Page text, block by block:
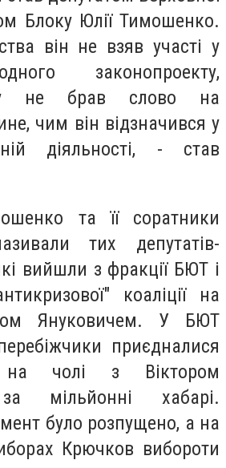
Блоку Юлії Тимошенко.
він не взяв участі у
законопроекту,
не брав слово на
чим він відзначився у
діяльності, - став
та її соратники
тих депутатів-
вийшли з фракції БЮТ і
коаліції на
Януковичем. У БЮТ
приєдналися
на чолі з Віктором
мільйонні хабарі.
було розпущено, а на
Крючков вибороти